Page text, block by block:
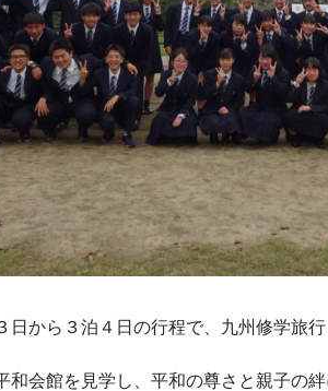
日から３泊４日の行程で、九州修学旅行
和会館を見学し、平和の尊さと親子の